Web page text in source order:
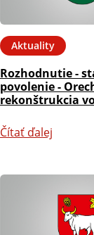
Aktuality
Rozhodnutie -
povolenie -
rekonštrukcia
Čítať ďalej